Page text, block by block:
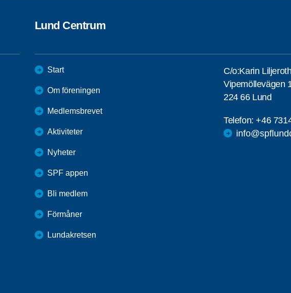
Lund Centrum
Start
Om föreningen
Medlemsbrevet
Aktiviteter
Nyheter
SPF appen
Bli medlem
Förmåner
Lundakretsen
C/o:Karin
Vipemöllevägen
224 66 Lund
Telefon:+46